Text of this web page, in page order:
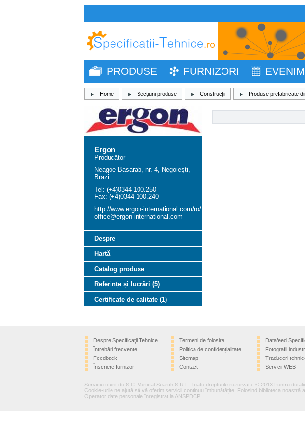
PRODUSE FURNIZORI
Home Secțiuni produse Construcții Produse prefabricate
Ergon
Producător
Neagoe Basarab, nr. 4, Negoieşti,
Brazi
Tel: (+4)0344-100.250
Fax: (+4)0344-100.240
http://www.ergon-international.com/ro/
office@ergon-international.com
Despre
Hartă
Catalog produse
Referințe și lucrări (5)
Certificate de calitate (1)
Despre Specificaţii Tehnice
Întrebări frecvente
Feedback
Înscriere furnizor
Termeni de folosire
Politica de confidențialitate
Sitemap
Contact
Datafeed
Fotografii
Traduceri
Servicii WEB
Serviciu oferit de S.C. Vertical Search S.R.L. Toate drepturile rezervate. © 2013 Pentru
Cookie-urile ne ajută să vă oferim servicii continuu îmbunătățite. Folosind biblioteca noastră
Operator date personale înregistrat la ANSPDCP